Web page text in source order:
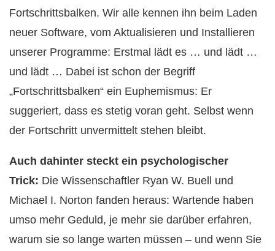
Fortschrittsbalken. Wir alle kennen ihn beim Laden
neuer Software, vom Aktualisieren und Installieren
unserer Programme: Erstmal lädt es … und lädt …
und lädt … Dabei ist schon der Begriff
„Fortschrittsbalken“ ein Euphemismus: Er
suggeriert, dass es stetig voran geht. Selbst wenn
der Fortschritt unvermittelt stehen bleibt.
Auch dahinter steckt ein psychologischer
Trick: Die Wissenschaftler Ryan W. Buell und
Michael I. Norton fanden heraus: Wartende haben
umso mehr Geduld, je mehr sie darüber erfahren,
warum sie so lange warten müssen – und wenn Sie